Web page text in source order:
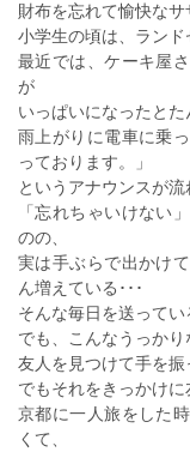
財布を忘れて愉快なサ
小学生の頃は、ランド
最近では、ケーキ屋
が
いっぱいになったとた
雨上がりに電車に乗
っております。」
というアナウンスが流
「忘れちゃいけない
のの、
実は手ぶらで出かけ
ん増えている･･･
そんな毎日を送ってい
でも、こんなうっかり
友人を見つけて手を振
でもそれをきっかけに
京都に一人旅をした
くて、